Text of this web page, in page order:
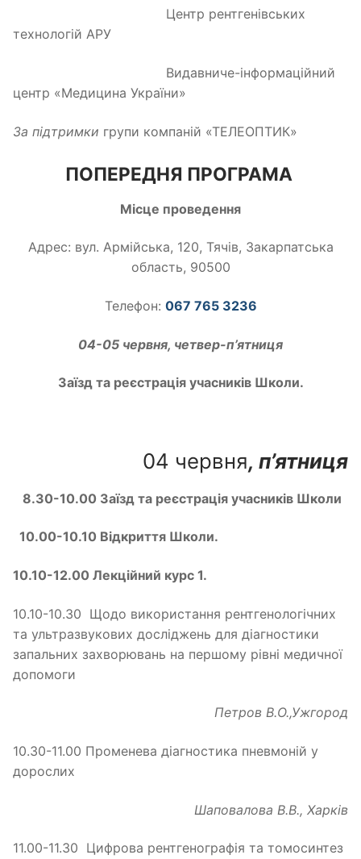
Центр рентгенівських
технологій АРУ
Видавниче-інформаційний
центр «Медицина України»
За підтримки групи компаній «ТЕЛЕОПТИК»
ПОПЕРЕДНЯ ПРОГРАМА
Місце проведення
Адрес: вул. Армійська, 120, Тячів, Закарпатська
область, 90500
Телефон: 067 765 3236
04-05 червня, четвер-п’ятниця
Заїзд та реєстрація учасників Школи.
04 червня, п’ятниця
8.30-10.00 Заїзд та реєстрація учасників Школи
10.00-10.10 Відкриття Школи.
10.10-12.00 Лекційний курс 1.
10.10-10.30 Щодо використання рентгенологічних
та ультразвукових досліджень для діагностики
запальних захворювань на першому рівні медичної
допомоги
Петров В.О.,Ужгород
10.30-11.00 Променева діагностика пневмоній у
дорослих
Шаповалова В.В., Харків
11.00-11.30 Цифрова рентгенографія та томосинтез